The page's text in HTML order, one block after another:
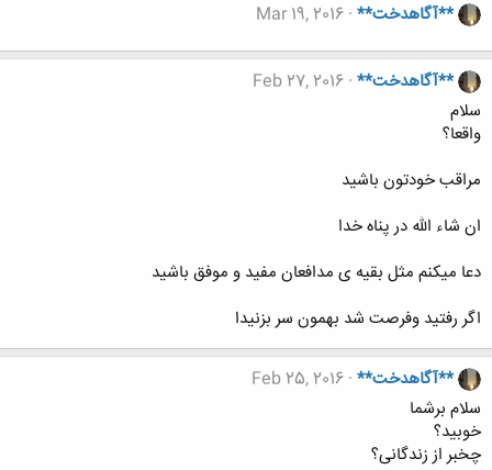
**آگاهدخت** Mar 19, 2016
**آگاهدخت** Feb 27, 2016
سلام
واقعا؟
مراقب خودتون باشید
ان شاء الله در پناه خدا
دعا میکنم مثل بقیه ی مدافعان مفید و موفق باشید
اگر رفتید وفرصت شد بهمون سر بزنیدا
**آگاهدخت** Feb 25, 2016
سلام برشما
خوبید؟
چخبر از زندگانی؟